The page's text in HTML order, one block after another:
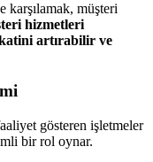
karşılamak, müşteri
hizmetleri
artırabilir ve
gösteren işletmeler
bir rol oynar.